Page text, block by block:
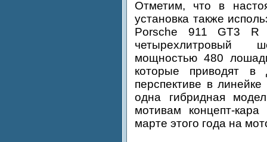
Отметим, что в
установка также
Porsche 911 GT3 R
четырехлитровый
мощностью 480
которые приводят в
перспективе в
одна гибридная
мотивам концепт-
марте этого года на